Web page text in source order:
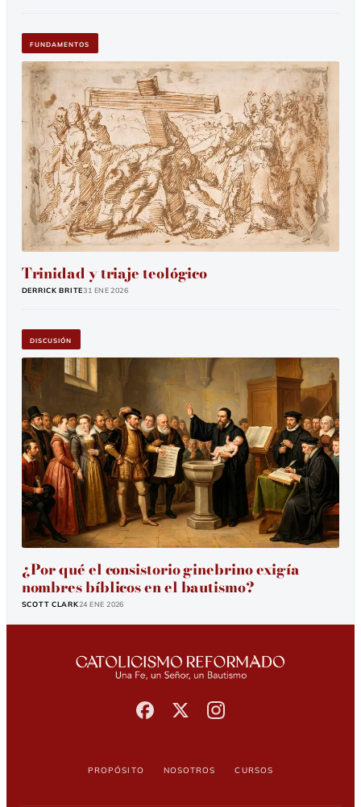
FUNDAMENTOS
Trinidad y triaje teológico
DERRICK BRITE31 Ene 2026
DISCUSIÓN
¿Por qué el consistorio ginebrino exigía
nombres bíblicos en el bautismo?
SCOTT CLARK24 Ene 2026
Propósito Nosotros Cursos